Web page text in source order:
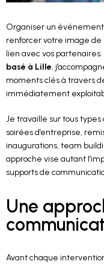
Organiser un
renforcer votre image
lien avec vos
basé à Lille,
moments clés à travers
immédiatement
Je travaille sur tous types
soirées d’entreprise,
inaugurations, team
approche vise autant
supports de
Une
Avant chaque